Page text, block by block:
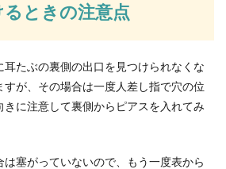
ときの注意点
耳たぶの裏側の出口を見つけられなくな
すが、その場合は一度人差し指で穴の位
に注意して裏側からピアスを入れてみ
塞がっていないので、もう一度表から